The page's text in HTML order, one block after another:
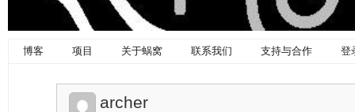
博客 项目 关于蜗窝 联系我们 支持与合作 登
archer